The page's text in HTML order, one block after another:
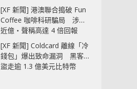
[XF 新聞] 港澳聯合搗破 Fun
Coffee 咖啡科研騙局 涉款
近億‧聲稱高達 4 倍回報
[XF 新聞] Coldcard 離線「冷
錢包」爆出致命漏洞 黑客已
盜走逾 1.3 億美元比特幣